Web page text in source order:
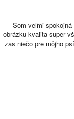
Som veľmi
obrázku kvalita super
zas niečo pre môjho